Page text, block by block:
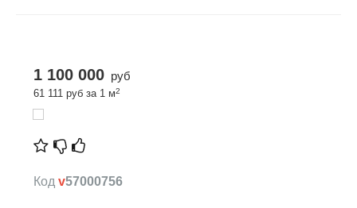
1 100 000 руб
61 111 руб за 1 м2
Код v57000756